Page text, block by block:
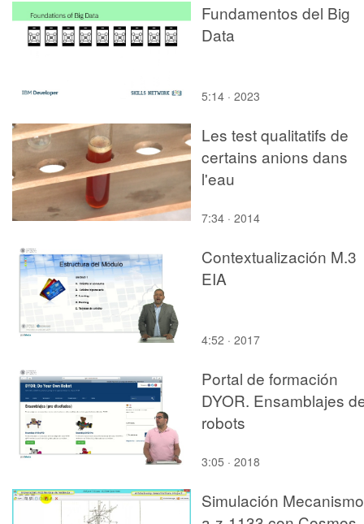
Fundamentos del Big
Data
5:14 · 2023
Les test qualitatifs de
certains anions dans
l'eau
7:34 · 2014
Contextualización M.3
EIA
4:52 · 2017
Portal de formación
DYOR. Ensamblajes
robots
3:05 · 2018
Simulación Mecanismo